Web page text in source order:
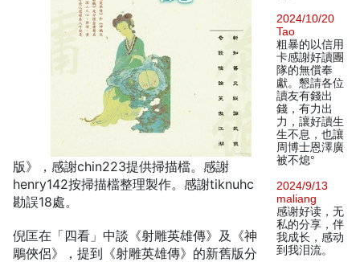
版》，感謝chin223提供掃描檔。感謝
henry142按掃描檔整理製作。感謝tiknuhc
勘誤18處。
倪匡在「四看」中談《射雕英雄傳》及《神
鵰俠侶》，提到《射雕英雄傳》的新舊版分
2024/10/20
Tao
粗暴的以信用
卡感謝好讀團
隊的無償奉
獻。懇請各位
讀友有錢出
錢，有力出
力，讓好讀生
生不息，也讓
周博士恩澤廣
被不熄°
2024/9/13
maliang
感谢好读，无
私的分享，伴
我成长，感动
到我泪流。